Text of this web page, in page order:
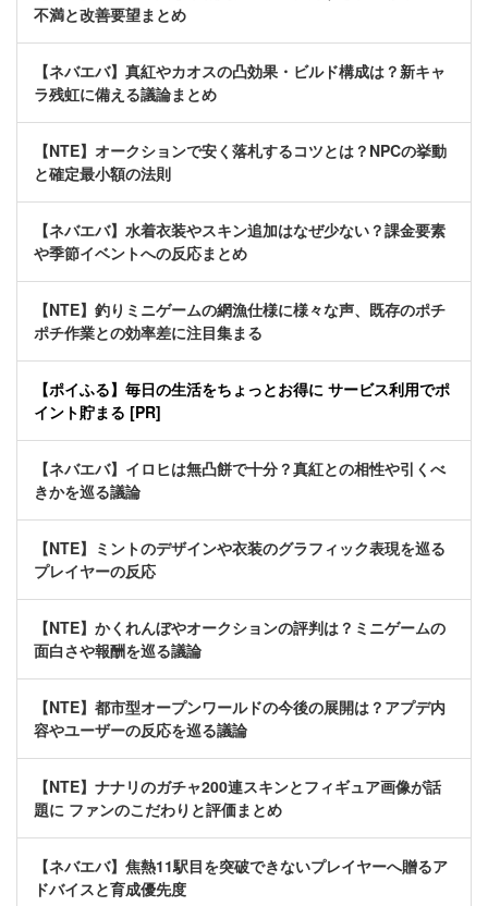
不満と改善要望まとめ
【ネバエバ】真紅やカオスの凸効果・ビルド構成は？新キャ
ラ残虹に備える議論まとめ
【NTE】オークションで安く落札するコツとは？NPCの挙動
と確定最小額の法則
【ネバエバ】水着衣装やスキン追加はなぜ少ない？課金要素
や季節イベントへの反応まとめ
【NTE】釣りミニゲームの網漁仕様に様々な声、既存のポチ
ポチ作業との効率差に注目集まる
【ポイふる】毎日の生活をちょっとお得に サービス利用でポ
イント貯まる [PR]
【ネバエバ】イロヒは無凸餅で十分？真紅との相性や引くべ
きかを巡る議論
【NTE】ミントのデザインや衣装のグラフィック表現を巡る
プレイヤーの反応
【NTE】かくれんぼやオークションの評判は？ミニゲームの
面白さや報酬を巡る議論
【NTE】都市型オープンワールドの今後の展開は？アプデ内
容やユーザーの反応を巡る議論
【NTE】ナナリのガチャ200連スキンとフィギュア画像が話
題に ファンのこだわりと評価まとめ
【ネバエバ】焦熱11駅目を突破できないプレイヤーへ贈るア
ドバイスと育成優先度